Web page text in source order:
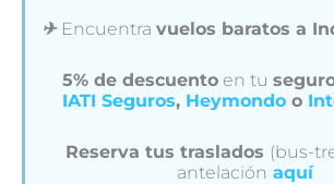
✈︎ Encuentra vuelos baratos a
5% de descuento en tu
IATI Seguros, Heymondoo
Reserva tus traslados (bus-
antelación aquí